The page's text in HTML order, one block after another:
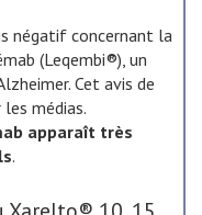
négatif concernant la
(Leqembi®), un
Cet avis de
médias.
apparaît très
.